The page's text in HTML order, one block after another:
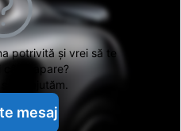
potrivită și vrei să te
când apare?
te ajutăm.
mesaj